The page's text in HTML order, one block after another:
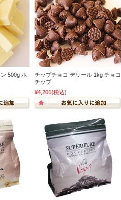
500g ホ
チップチョコ デリール 1kg チョコ
チップ
¥4,201(税込)